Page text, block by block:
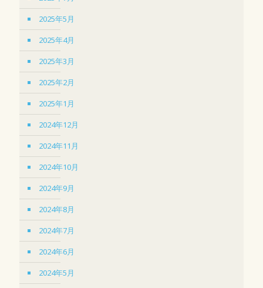
2025年5月
2025年4月
2025年3月
2025年2月
2025年1月
2024年12月
2024年11月
2024年10月
2024年9月
2024年8月
2024年7月
2024年6月
2024年5月